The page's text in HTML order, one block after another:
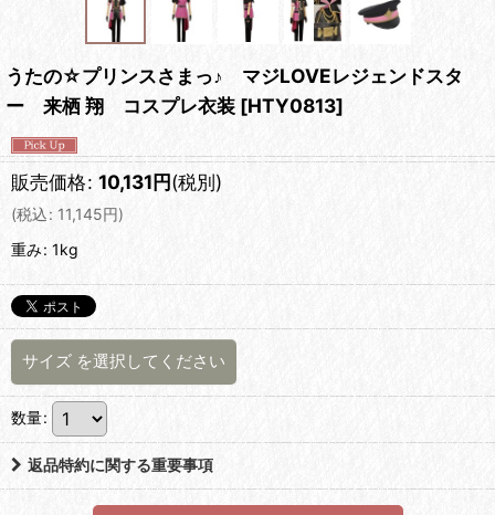
うたの☆プリンスさまっ♪ マジLOVEレジェンドスタ
ー 来栖 翔 コスプレ衣装 [HTY0813]
販売価格: 10,131円(税別)
(税込: 11,145円)
重み: 1kg
サイズ を選択してください
数量:
返品特約に関する重要事項